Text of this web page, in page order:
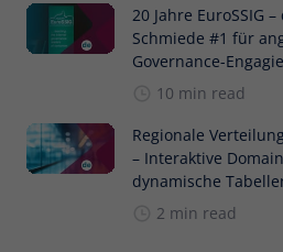
20 Jahre EuroSSIG
Schmiede #1 für
Governance-
10 min read
Regionale
– Interaktive
dynamische
2 min read